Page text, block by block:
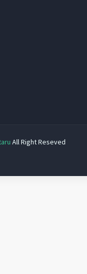
All Right Reseved